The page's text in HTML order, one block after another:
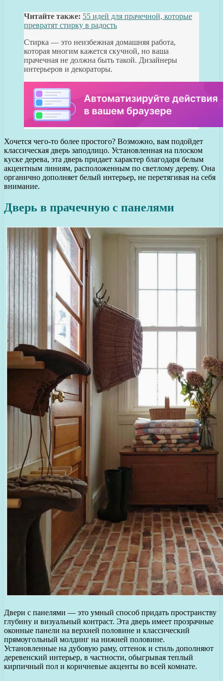
Читайте также: 55 идей для прачечной, которые
превратят стирку в радость
Стирка — это неизбежная домашняя работа,
которая многим кажется скучной, но ваша
прачечная не должна быть такой. Дизайнеры
интерьеров и декораторы.
Хочется чего-то более простого? Возможно, вам подойдет
классическая дверь заподлицо. Установленная на плоском
куске дерева, эта дверь придает характер благодаря белым
акцентным линиям, расположенным по светлому дереву. Она
органично дополняет белый интерьер, не перетягивая на себя
внимание.
Дверь в прачечную с панелями
Двери с панелями — это умный способ придать пространству
глубину и визуальный контраст. Эта дверь имеет прозрачные
оконные панели на верхней половине и классический
прямоугольный молдинг на нижней половине.
Установленные на дубовую раму, оттенок и стиль дополняют
деревенский интерьер, в частности, обыгрывая теплый
кирпичный пол и коричневые акценты во всей комнате.